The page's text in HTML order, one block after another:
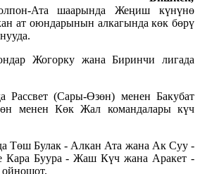
Ата шаарында Жеңиш күнүнө
ат оюндарынын алкагында көк бөрү
Жогорку жана Биринчи лигада
Рассвет (Сары-Өзөн) менен Бакубат
менен Көк Жал командалары күч
Төш Булак - Алкан Ата жана Ак Суу -
Кара Буура - Жаш Күч жана Аракет -